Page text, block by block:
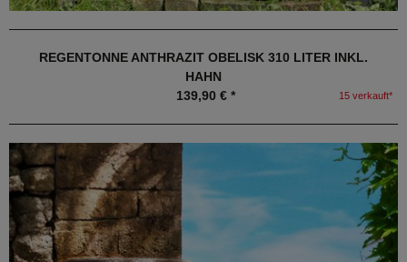
REGENTONNE ANTHRAZIT OBELISK 310 LITER INKL.
HAHN
139,90 € *
15 verkauft*